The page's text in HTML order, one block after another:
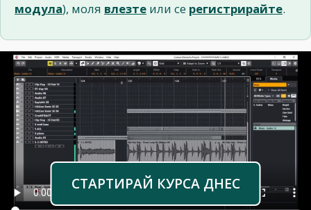
модула), моля влезте или се регистрирайте.
СТАРТИРАЙ КУРСА ДНЕС